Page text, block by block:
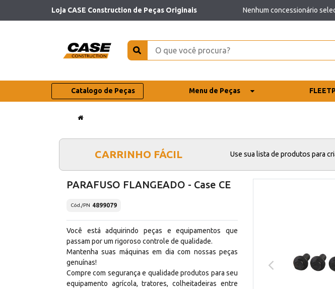
Loja CASE Construction de Peças Originais Nenhum concessionário
Catalogo de Peças Menu de Peças
CARRINHO FÁCIL Use sua lista de produtos para
PARAFUSO FLANGEADO - Case CE
Cód./PN 4899079
Você está adquirindo peças e equipamentos que
passam por um rigoroso controle de qualidade.
Mantenha suas máquinas em dia com nossas peças
genuínas!
Compre com segurança e qualidade produtos para seu
equipamento agrícola, tratores, colheitadeiras entre